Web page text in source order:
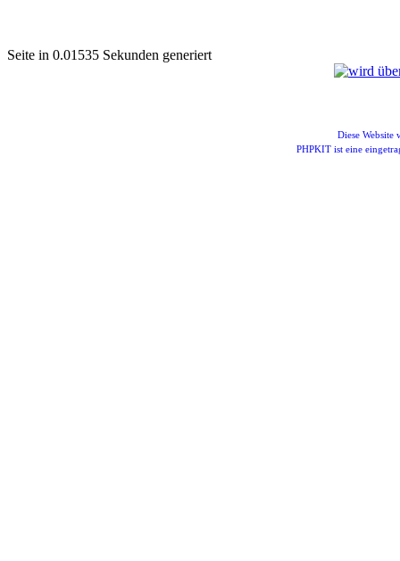
Seite in 0.01535 Sekunden generiert
Diese Website
PHPKIT ist eine